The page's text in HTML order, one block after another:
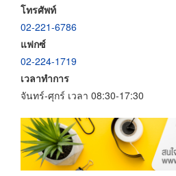
โทรศัพท์
02-221-6786
แฟกซ์
02-224-1719
เวลาทำการ
จันทร์-ศุกร์ เวลา 08:30-17:30